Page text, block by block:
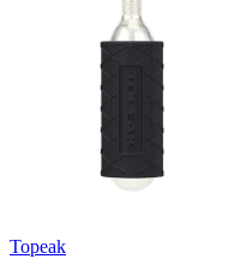
Topeak